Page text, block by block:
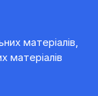
матеріалів,
матеріалів